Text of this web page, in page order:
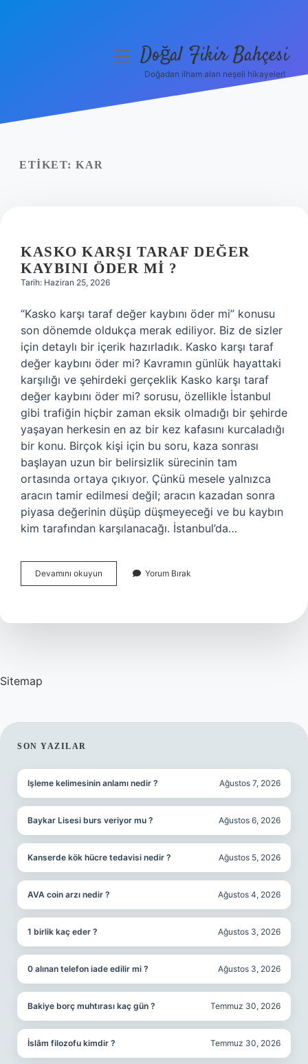
Yasal Uyarı
menüyüDoğal Fikir Bahçesi
Doğadan ilham alan neşeli hikayeler!
ETIKET: KAR
KASKO KARŞI TARAF DEĞER
KAYBINI ÖDER MI ?
Tarih: Haziran 25, 2026
“Kasko karşı taraf değer kaybını öder mi” konusu
son dönemde oldukça merak ediliyor. Biz de sizler
için detaylı bir içerik hazırladık. Kasko karşı taraf
değer kaybını öder mi? Kavramın günlük hayattaki
karşılığı ve şehirdeki gerçeklik Kasko karşı taraf
değer kaybını öder mi? sorusu, özellikle İstanbul
gibi trafiğin hiçbir zaman eksik olmadığı bir şehirde
yaşayan herkesin en az bir kez kafasını kurcaladığı
bir konu. Birçok kişi için bu soru, kaza sonrası
başlayan uzun bir belirsizlik sürecinin tam
ortasında ortaya çıkıyor. Çünkü mesele yalnızca
aracın tamir edilmesi değil; aracın kazadan sonra
piyasa değerinin düşüp düşmeyeceği ve bu kaybın
kim tarafından karşılanacağı. İstanbul’da…
Devamını okuyun
karşı
kaybını
Yorum Bırak
Sitemap
SIDEBAR
SON YAZILAR
Işleme kelimesinin anlamı nedir ? Ağustos 7, 2026
Baykar Lisesi burs veriyor mu ? Ağustos 6, 2026
Kanserde kök hücre tedavisi nedir ? Ağustos 5, 2026
AVA coin arzı nedir ? Ağustos 4, 2026
1 birlik kaç eder ? Ağustos 3, 2026
0 alınan telefon iade edilir mi ? Ağustos 3, 2026
Bakiye borç muhtırası kaç gün ? Temmuz 30, 2026
İslâm filozofu kimdir ? Temmuz 30, 2026